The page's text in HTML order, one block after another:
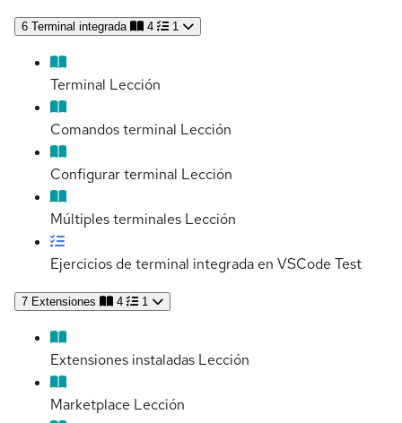
6 Terminal integrada 4 1
Terminal Lección
Comandos terminal Lección
Configurar terminal Lección
Múltiples terminales Lección
Ejercicios de terminal integrada en VSCode Test
7 Extensiones 4 1
Extensiones instaladas Lección
Marketplace Lección